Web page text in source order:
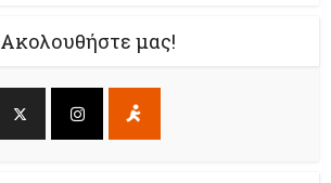
Ακολουθήστε μας!